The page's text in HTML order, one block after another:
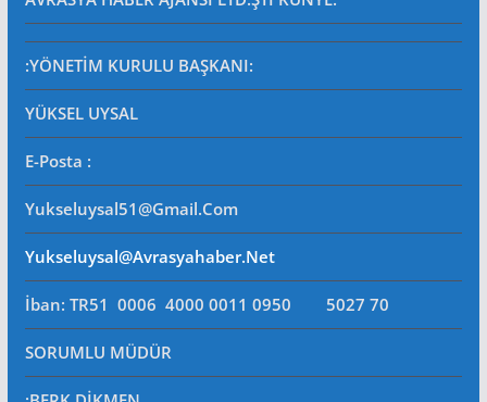
:YÖNETİM KURULU BAŞKANI:
YÜKSEL UYSAL
E-Posta :
Yukseluysal51@gmail.com
Yukseluysal@avrasyahaber.net
İban: TR51 0006 4000 0011 0950 5027 70
SORUMLU MÜDÜR